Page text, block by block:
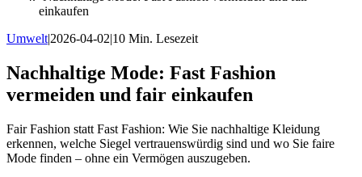
einkaufen
Umwelt|2026-04-02|10 Min. Lesezeit
Nachhaltige Mode: Fast Fashion
vermeiden und fair einkaufen
Fair Fashion statt Fast Fashion: Wie Sie nachhaltige Kleidung
erkennen, welche Siegel vertrauenswürdig sind und wo Sie faire
Mode finden – ohne ein Vermögen auszugeben.